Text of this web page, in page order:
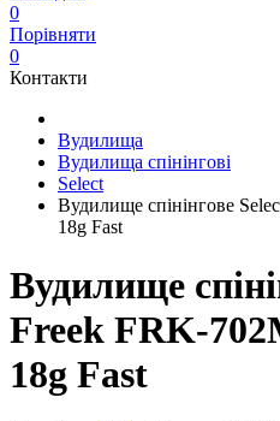
0
Порівняти
0
Контакти
Вудилища
Вудилища спінінгові
Select
Вудилище спінінгове
18g Fast
Вудилище
Freek FRK-
18g Fast